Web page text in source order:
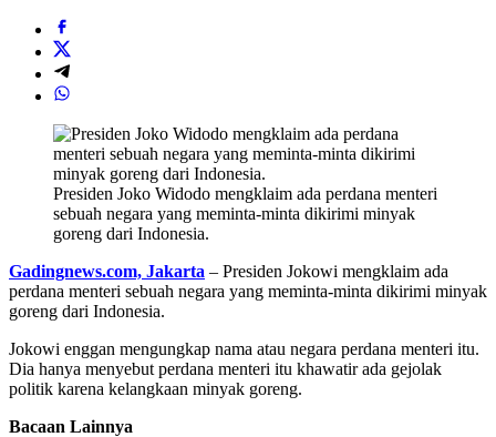
Presiden Joko Widodo mengklaim ada perdana menteri
sebuah negara yang meminta-minta dikirimi minyak
goreng dari Indonesia.
Gadingnews.com, Jakarta – Presiden Jokowi mengklaim ada
perdana menteri sebuah negara yang meminta-minta dikirimi minyak
goreng dari Indonesia.
Jokowi enggan mengungkap nama atau negara perdana menteri itu.
Dia hanya menyebut perdana menteri itu khawatir ada gejolak
politik karena kelangkaan minyak goreng.
Bacaan Lainnya